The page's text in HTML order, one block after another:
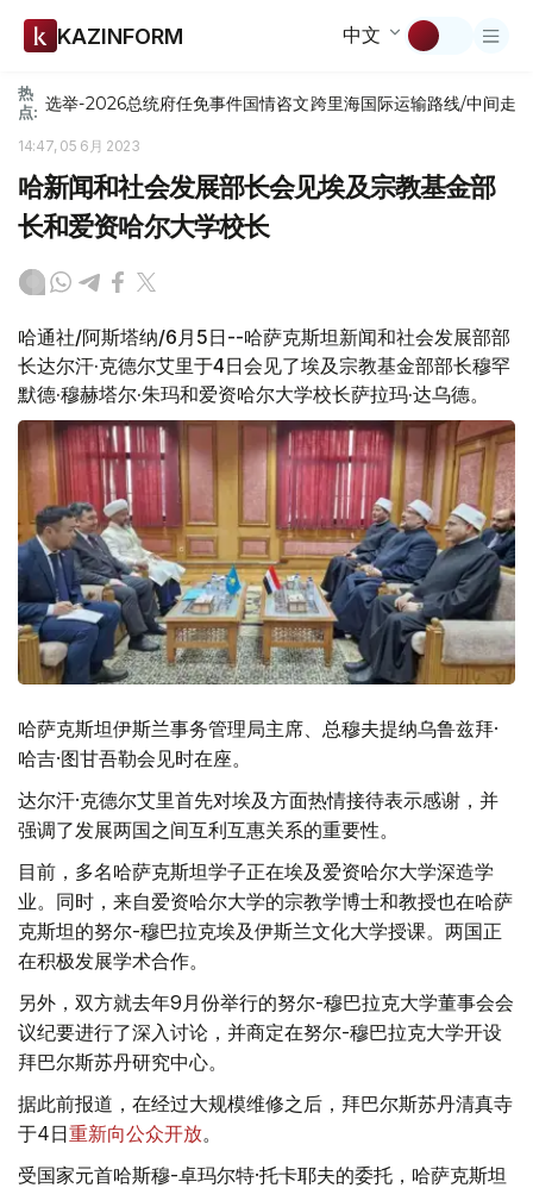
KAZINFORM 中文
热
点: 选举-2026总统府任免事件国情咨文跨里海国际运输路线/中间走廊
14:47, 05 6月 2023
哈新闻和社会发展部长会见埃及宗教基金部
长和爱资哈尔大学校长
哈通社/阿斯塔纳/6月5日--哈萨克斯坦新闻和社会发展部部
长达尔汗·克德尔艾里于4日会见了埃及宗教基金部部长穆罕
默德·穆赫塔尔·朱玛和爱资哈尔大学校长萨拉玛·达乌德。
哈萨克斯坦伊斯兰事务管理局主席、总穆夫提纳乌鲁兹拜·
哈吉·图甘吾勒会见时在座。
达尔汗·克德尔艾里首先对埃及方面热情接待表示感谢，并
强调了发展两国之间互利互惠关系的重要性。
目前，多名哈萨克斯坦学子正在埃及爱资哈尔大学深造学
业。同时，来自爱资哈尔大学的宗教学博士和教授也在哈萨
克斯坦的努尔-穆巴拉克埃及伊斯兰文化大学授课。两国正
在积极发展学术合作。
另外，双方就去年9月份举行的努尔-穆巴拉克大学董事会会
议纪要进行了深入讨论，并商定在努尔-穆巴拉克大学开设
拜巴尔斯苏丹研究中心。
据此前报道，在经过大规模维修之后，拜巴尔斯苏丹清真寺
于4日重新向公众开放。
受国家元首哈斯穆-卓玛尔特·托卡耶夫的委托，哈萨克斯坦